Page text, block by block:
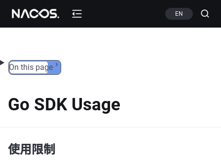
Skip to content EN
On this page
Go SDK Usage
使用限制